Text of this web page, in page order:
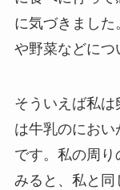
に気づきまし
や野菜などにつ
そういえば私
は牛乳のにお
です。私の周
みると、私と同